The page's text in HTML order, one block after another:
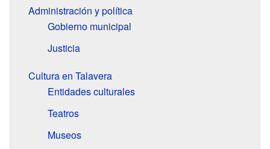
Administración y política
Gobierno municipal
Justicia
Cultura en Talavera
Entidades culturales
Teatros
Museos